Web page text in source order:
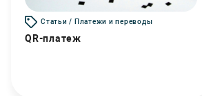
Статьи / Платежи и переводы
QR-платеж